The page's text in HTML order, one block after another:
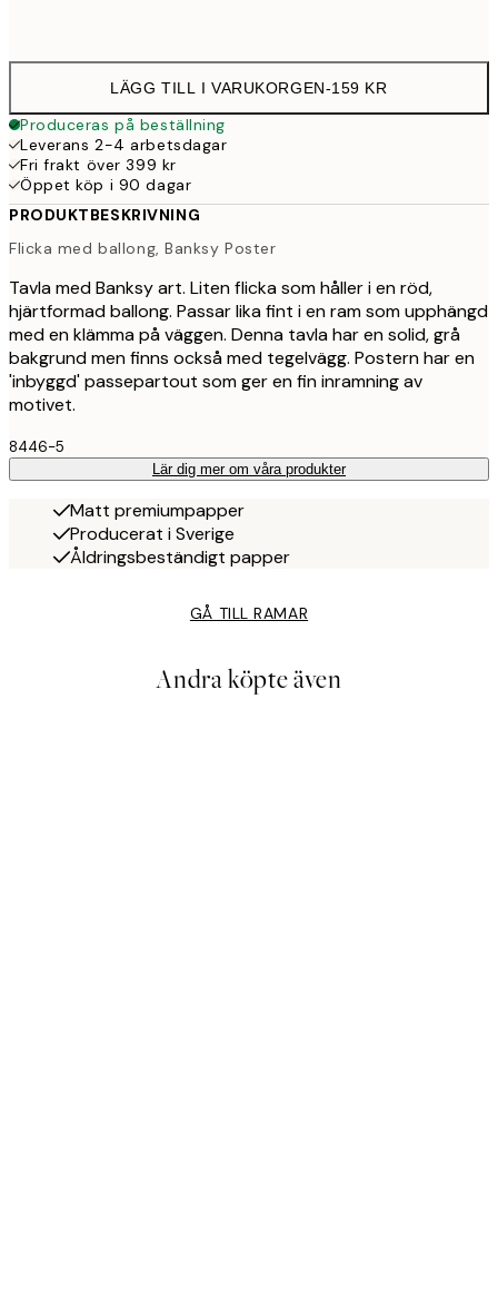
LÄGG TILL I VARUKORGEN-159 KR
Produceras på beställning
Leverans 2-4 arbetsdagar
Fri frakt över 399 kr
Öppet köp i 90 dagar
PRODUKTBESKRIVNING
Flicka med ballong, Banksy Poster
Tavla med Banksy art. Liten flicka som håller i en röd,
hjärtformad ballong. Passar lika fint i en ram som upphängd
med en klämma på väggen. Denna tavla har en solid, grå
bakgrund men finns också med tegelvägg. Postern har en
'inbyggd' passepartout som ger en fin inramning av
motivet.
8446-5
Lär dig mer om våra produkter
Matt premiumpapper
Producerat i Sverige
Åldringsbeständigt papper
GÅ TILL RAMAR
Andra köpte även